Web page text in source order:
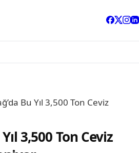
Bu Yıl 3,500 Ton Ceviz
3,500 Ton Ceviz